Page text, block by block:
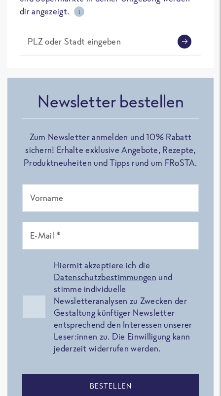
dir angezeigt.
i
PLZ oder Stadt eingeben
Newsletter bestellen
Zum Newsletter anmelden und 10% Rabatt
sichern! Erhalte exklusive Angebote, Rezepte,
Produktneuheiten und Tipps rund um FRoSTA.
Vorname
E-Mail *
Hiermit akzeptiere ich die
Datenschutzbestimmungen und
stimme individuelle
Newsletteranalysen zu Zwecken der
Gestaltung künftiger Newsletter
entsprechend den Interessen unserer
Leser:innen zu. Die Einwilligung kann
jederzeit widerrufen werden.
BESTELLEN